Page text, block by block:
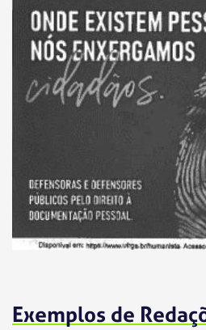
Exemplos de